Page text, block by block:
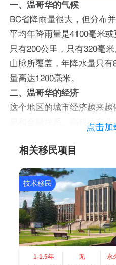
一、温哥华的气候
BC省降雨量很大，但分布
平均年降雨量是4100毫米
只有200公里，只有320毫
山脉所覆盖，年降水量只
量高达1200毫米。
二、温哥华的经济
这个地区的城市经济越来
易和金融联系。高科技产
务型经济，旅游业变得越来
三、温哥华的文化
温哥华是一座具有世界各
城市。这一多元文化的融
多元的城市，同时也为移
等、尊重和机会。
四、温哥华的生活
与许多其他城市相比，温
点击加
相关移民项目
技术移民
1-1.5年 无 永